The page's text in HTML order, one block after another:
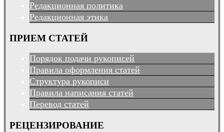
Редакционная политика
Редакционная этика
ПРИЕМ СТАТЕЙ
Порядок подачи рукописей
Правила оформления статей
Структура рукописи
Правила написания статей
Перевод статей
РЕЦЕНЗИРОВАНИЕ